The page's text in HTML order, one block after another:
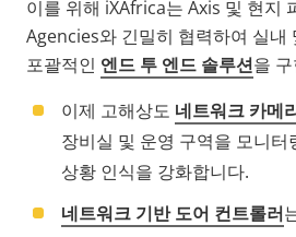
이를 위해 iXAfrica는 Axis 및 현지
Agencies와 긴밀히 협력하여 실내
포괄적인 엔드 투 엔드 솔루션을
이제 고해상도 네트워크 카메
장비실 및 운영 구역을 모니터
상황 인식을 강화합니다.
네트워크 기반 도어 컨트롤러